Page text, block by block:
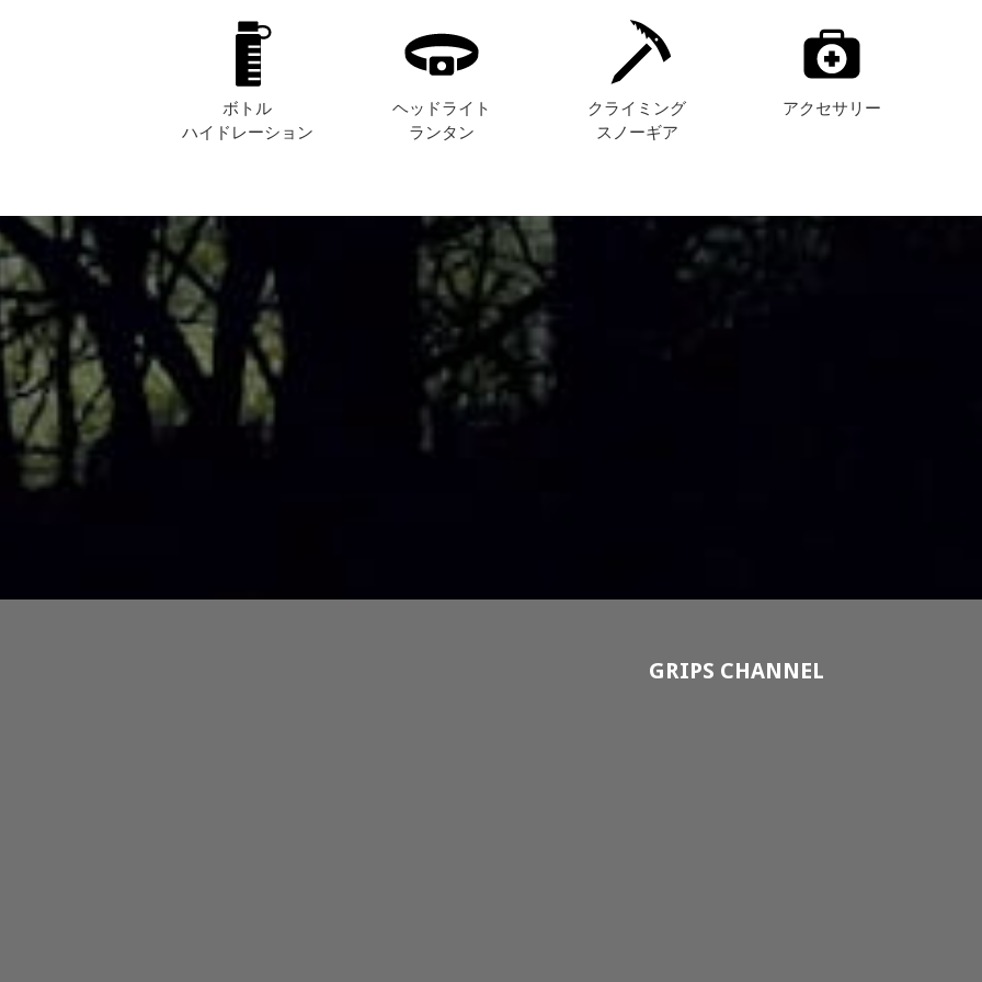
ボトル
ハイドレーション
ヘッドライト
ランタン
クライミング
スノーギア
アクセサリー
GRIPS CHANNEL